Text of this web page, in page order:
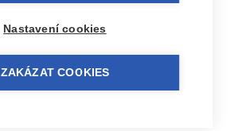
Nastavení cookies
ZAKÁZAT COOKIES